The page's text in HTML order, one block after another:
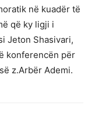
në kuadër të
që ky ligji i
Jeton Shasivari,
konferencën për
z.Arbër Ademi.